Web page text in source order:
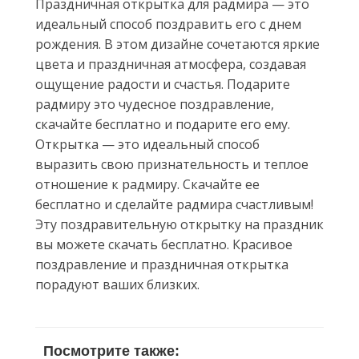
Праздничная открытка для радмира — это
идеальный способ поздравить его с днем
рождения. В этом дизайне сочетаются яркие
цвета и праздничная атмосфера, создавая
ощущение радости и счастья. Подарите
радмиру это чудесное поздравление,
скачайте бесплатно и подарите его ему.
Открытка — это идеальный способ
выразить свою признательность и теплое
отношение к радмиру. Скачайте ее
бесплатно и сделайте радмира счастливым!
Эту поздравительную открытку на праздник
вы можете скачать бесплатно. Красивое
поздравление и праздничная открытка
порадуют ваших близких.
Посмотрите также: